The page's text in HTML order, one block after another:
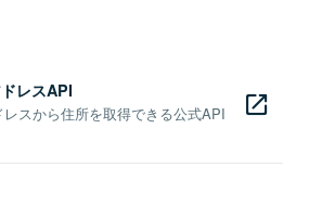
レスAPI
スから住所を取得できる公式API